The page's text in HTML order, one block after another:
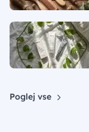
Poglej vse